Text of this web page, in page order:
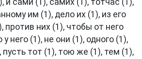
и сами (1), самих (1), тотчас (1),
им (1), дело их (1), из его
против них (1), чтобы от него
него (1), не они (1), одного (1),
тот (1), тою же (1), тем (1),